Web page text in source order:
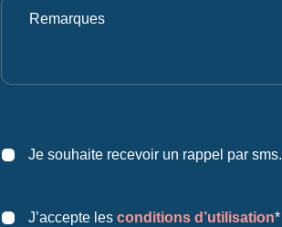
Je souhaite recevoir un rappel par sms.
J’accepte les conditions d’utilisation*